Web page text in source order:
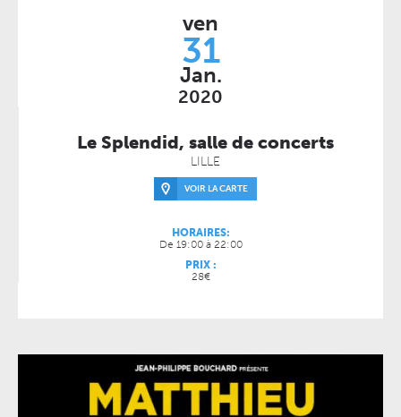
ven
31
Jan.
2020
Le Splendid, salle de concerts
LILLE
VOIR LA CARTE
HORAIRES:
De 19:00 à 22:00
PRIX :
28€